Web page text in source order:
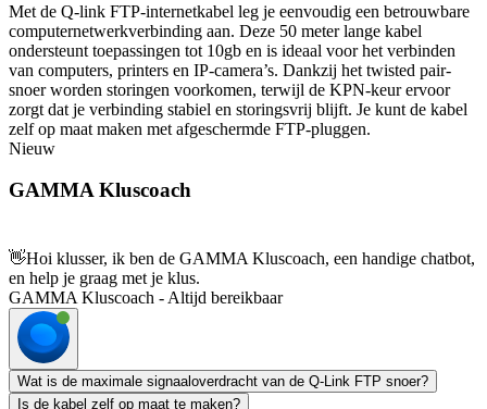
Met de Q-link FTP-internetkabel leg je eenvoudig een betrouwbare
computernetwerkverbinding aan. Deze 50 meter lange kabel
ondersteunt toepassingen tot 10gb en is ideaal voor het verbinden
van computers, printers en IP-camera’s. Dankzij het twisted pair-
snoer worden storingen voorkomen, terwijl de KPN-keur ervoor
zorgt dat je verbinding stabiel en storingsvrij blijft. Je kunt de kabel
zelf op maat maken met afgeschermde FTP-pluggen.
Nieuw
GAMMA Kluscoach
👋Hoi klusser, ik ben de GAMMA Kluscoach, een handige chatbot,
en help je graag met je klus.
GAMMA Kluscoach - Altijd bereikbaar
Wat is de maximale signaaloverdracht van de Q-Link FTP snoer?
Is de kabel zelf op maat te maken?